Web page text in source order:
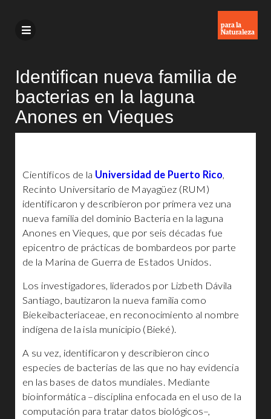
Identifican nueva familia de
bacterias en la laguna
Anones en Vieques
Científicos de la Universidad de Puerto Rico,
Recinto Universitario de Mayagüez (RUM)
identificaron y describieron por primera vez una
nueva familia del dominio Bacteria en la laguna
Anones en Vieques, que por seis décadas fue
epicentro de prácticas de bombardeos por parte
de la Marina de Guerra de Estados Unidos.
Los investigadores, liderados por Lizbeth Dávila
Santiago, bautizaron la nueva familia como
Biekeibacteriaceae, en reconocimiento al nombre
indígena de la isla municipio (Bieké).
A su vez, identificaron y describieron cinco
especies de bacterias de las que no hay evidencia
en las bases de datos mundiales. Mediante
bioinformática –disciplina enfocada en el uso de la
computación para tratar datos biológicos–,